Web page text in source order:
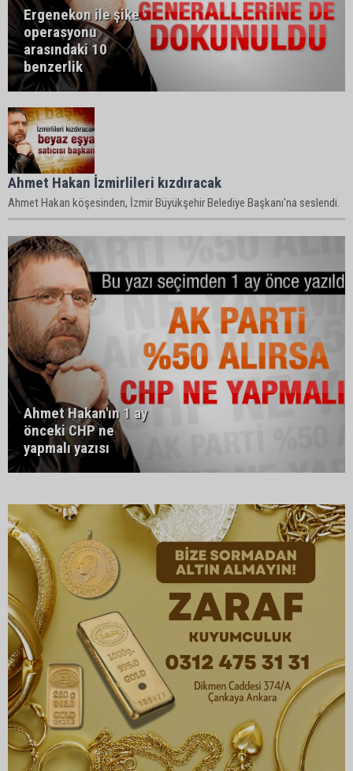
Ergenekon ile şike
operasyonu
arasındaki 10
benzerlik
Ahmet Hakan İzmirlileri kızdıracak
Ahmet Hakan köşesinden, İzmir Büyükşehir Belediye Başkanı'na seslendi.
Ahmet Hakan'ın 1 ay
önceki CHP ne
yapmalı yazısı